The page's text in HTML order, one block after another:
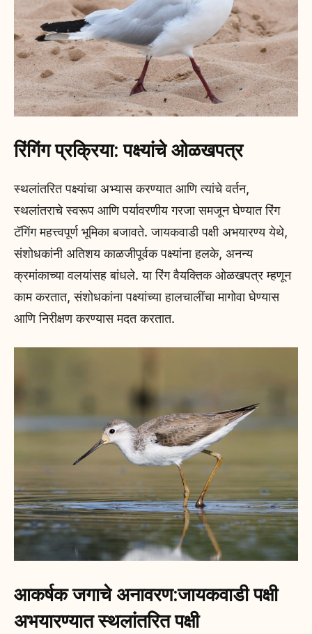
रिंगिंग प्रक्रिया: पक्ष्यांचे ओळखपत्र
स्थलांतरित पक्ष्यांचा अभ्यास करण्यात आणि त्यांचे वर्तन,
स्थलांतराचे स्वरूप आणि पर्यावरणीय गरजा समजून घेण्यात रिंग
टॅगिंग महत्त्वपूर्ण भूमिका बजावते. जायकवाडी पक्षी अभयारण्य येथे,
संशोधकांनी अतिशय काळजीपूर्वक पक्ष्यांना हलके, अनन्य
क्रमांकाच्या वलयांसह बांधले. या रिंग वैयक्तिक ओळखपत्र म्हणून
काम करतात, संशोधकांना पक्ष्यांच्या हालचालींचा मागोवा घेण्यास
आणि निरीक्षण करण्यास मदत करतात.
आकर्षक जगाचे अनावरण:जायकवाडी पक्षी
अभयारण्यात स्थलांतरित पक्षी